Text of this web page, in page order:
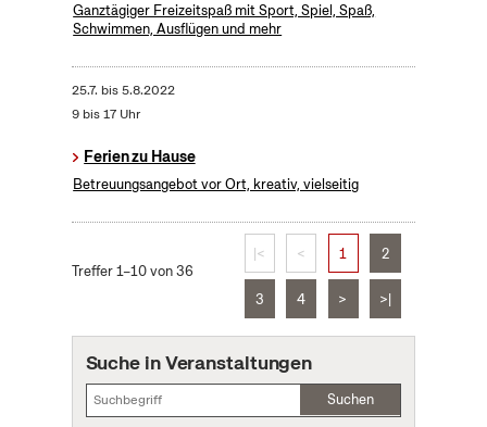
Ganztägiger Freizeitspaß mit Sport, Spiel, Spaß,
Schwimmen, Ausflügen und mehr
25.7. bis5.8.2022
9 bis 17 Uhr
Ferien zu Hause
Betreuungsangebot vor Ort, kreativ, vielseitig
Treffer 1–10 von 36
|< < 1 2
3 4 > >|
Suche in Veranstaltungen
Suchen